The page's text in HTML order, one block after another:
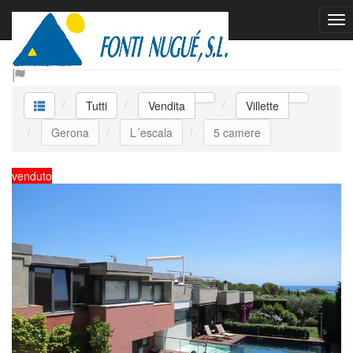
Vendita Villette
Tutti Vendita
Villette
Gerona
L´escala 5 camere
venduto